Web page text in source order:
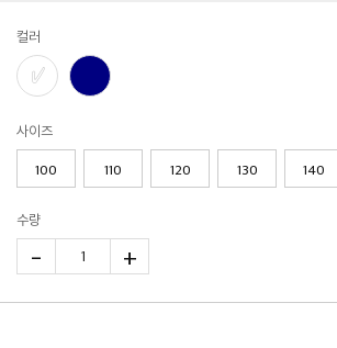
컬러
사이즈
100 110 120 130 140
수량
- 1 +